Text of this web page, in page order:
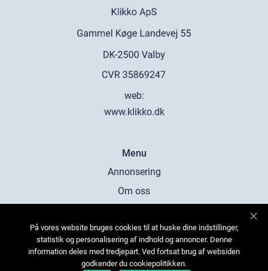
web:
www.klikko.dk
Menu
Annonsering
Om oss
Kontakta oss
Sitemap
På vores website bruges cookies til at huske dine indstillinger,
statistik og personalisering af indhold og annoncer. Denne
information deles med tredjepart. Ved fortsat brug af websiden
godkender du cookiepolitikken.